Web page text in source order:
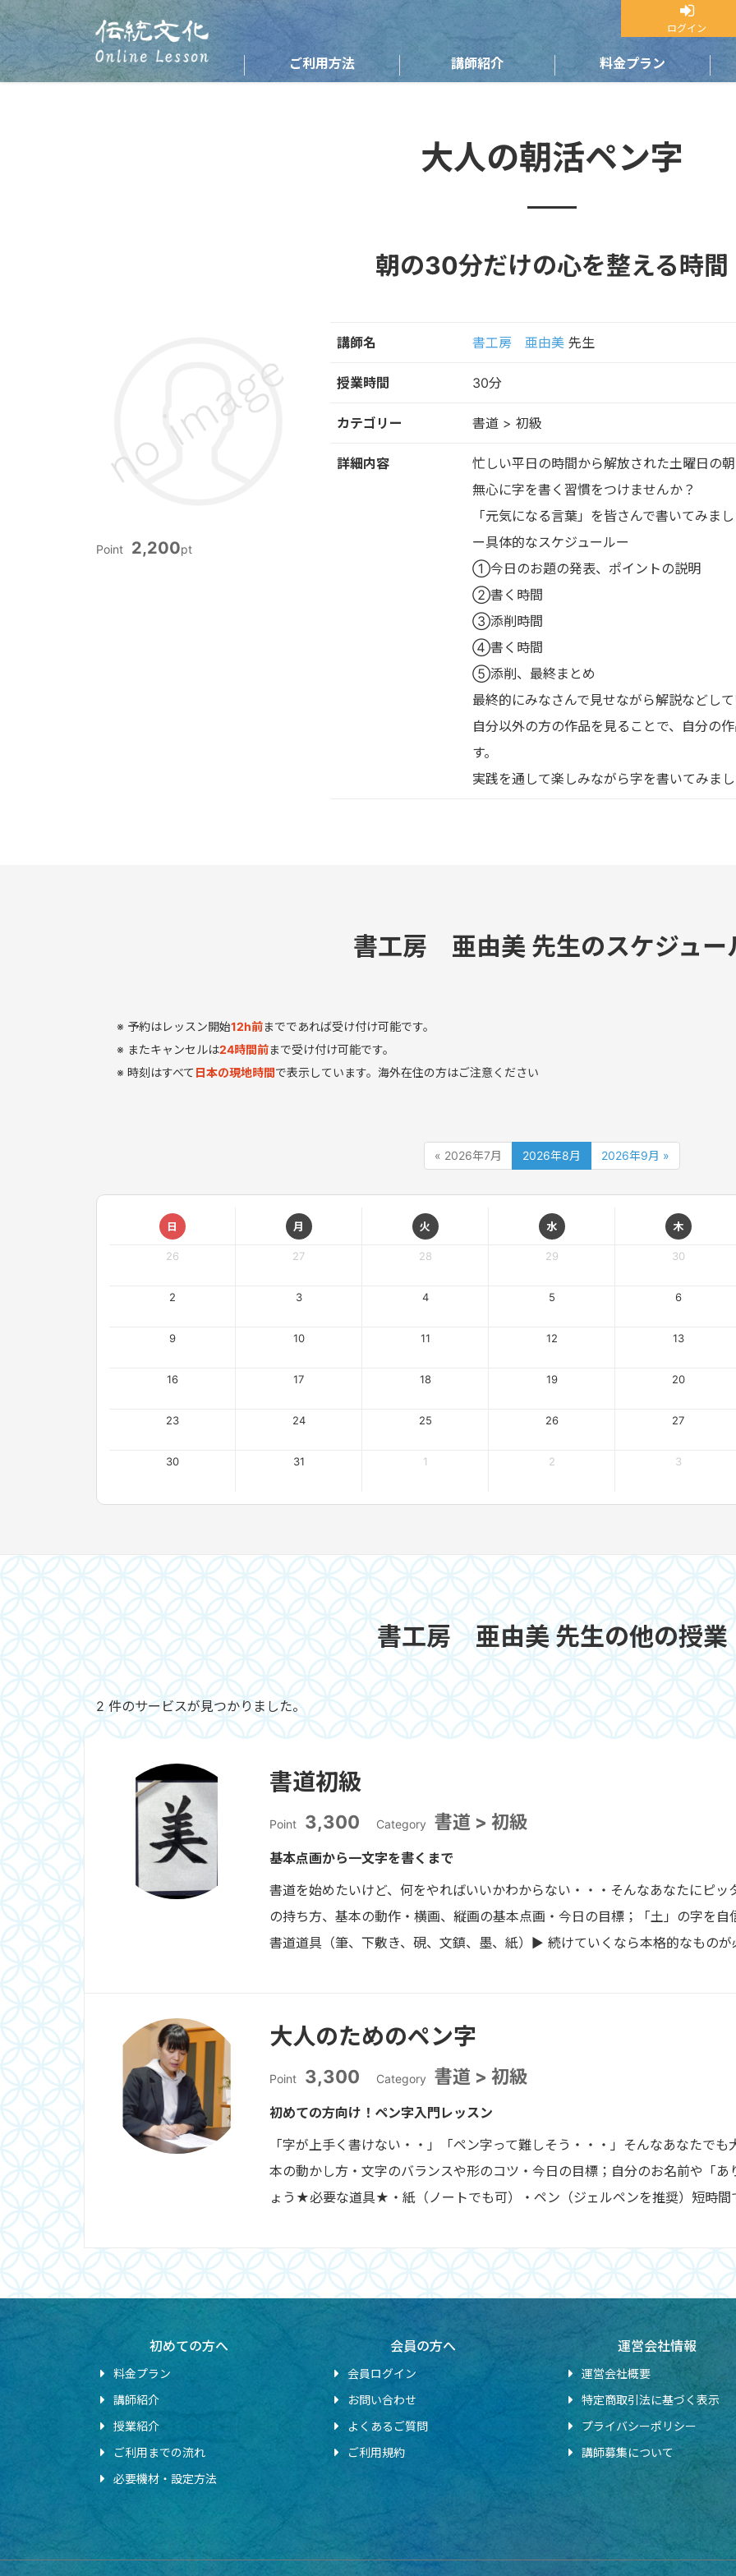
ログイン
ご利用方法 講師紹介 料金プラン
大人の朝活ペン字
朝の30分だけの心を整える時間
Point 2,200pt
講師名 書工房 亜由美 先生
授業時間 30分
カテゴリー 書道 > 初級
詳細内容
忙しい平日の時間から解放された土曜日の
無心に字を書く習慣をつけませんか？
「元気になる言葉」を皆さんで書いてみまし
ー具体的なスケジュールー
①今日のお題の発表、ポイントの説明
②書く時間
③添削時間
④書く時間
⑤添削、最終まとめ
最終的にみなさんで見せながら解説などして
自分以外の方の作品を見ることで、自分の
す。
実践を通して楽しみながら字を書いてみまし
書工房 亜由美 先生のスケジュー
予約はレッスン開始12h前までであれば受け付け可能です。
またキャンセルは24時間前まで受け付け可能です。
時刻はすべて 日本の現地時間で表示しています。海外在住の方はご注意ください
« 2026年7月 2026年8月 2026年9月 »
日 月 火 水 木
26 27 28 29 30
2 3 4 5 6
9 10 11 12 13
16 17 18 19 20
23 24 25 26 27
30 31 1 2 3
書工房 亜由美 先生の他の授業
2 件のサービスが見つかりました。
書道初級
Point 3,300 Category 書道 > 初級
基本点画から一文字を書くまで
書道を始めたいけど、何をやればいいかわからない・・・そんなあなたにピ
の持ち方、基本の動作・横画、縦画の基本点画・今日の目標；「土」の字を
書道道具（筆、下敷き、硯、文鎮、墨、紙）▶︎ 続けていくなら本格的なもの
大人のためのペン字
Point 3,300 Category 書道 > 初級
初めての方向け！ペン字入門レッスン
「字が上手く書けない・・」「ペン字って難しそう・・・」そんなあなたで
本の動かし方・文字のバランスや形のコツ・今日の目標；自分のお名前や「
ょう★必要な道具★・紙（ノートでも可）・ペン（ジェルペンを推奨）短時
初めての方へ
料金プラン
講師紹介
授業紹介
ご利用までの流れ
必要機材・設定方法
会員の方へ
会員ログイン
お問い合わせ
よくあるご質問
ご利用規約
運営会社情報
運営会社概要
特定商取引法に基づく表示
プライバシーポリシー
講師募集について